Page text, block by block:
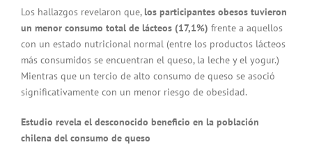
Los hallazgos revelaron que, los participantes obesos tuvieron
un menor consumo total de lácteos (17,1%) frente a aquellos
con un estado nutricional normal (entre los productos lácteos
más consumidos se encuentran el queso, la leche y el yogur.)
Mientras que un tercio de alto consumo de queso se asoció
significativamente con un menor riesgo de obesidad.
Estudio revela el desconocido beneficio en la población
chilena del consumo de queso